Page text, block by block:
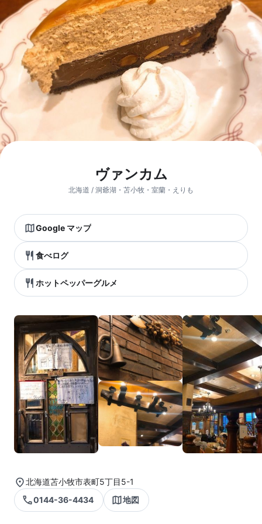
ヴァンカム
北海道 / 洞爺湖・苫小牧・室蘭・えりも
Google マップ
食べログ
ホットペッパーグルメ
北海道苫小牧市表町5丁目5-1
0144-36-4434
地図